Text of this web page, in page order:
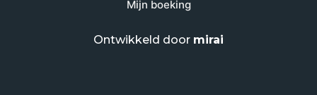
Mijn boeking
Ontwikkeld door mirai